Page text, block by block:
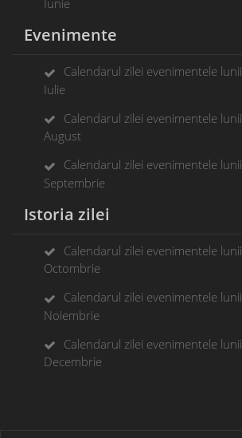
Iunie
Evenimente
Calendarul zilei evenimentele lunii
Iulie
Calendarul zilei evenimentele lunii
August
Calendarul zilei evenimentele lunii
Septembrie
Istoria zilei
Calendarul zilei evenimentele lunii
Octombrie
Calendarul zilei evenimentele lunii
Noiembrie
Calendarul zilei evenimentele lunii
Decembrie